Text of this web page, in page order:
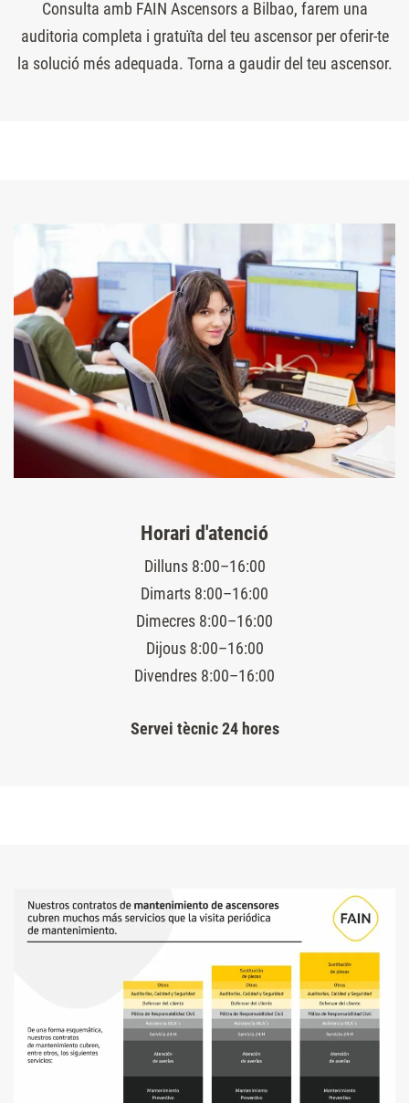
Consulta amb FAIN Ascensors a Bilbao, farem una
auditoria completa i gratuïta del teu ascensor per oferir-te
la solució més adequada. Torna a gaudir del teu ascensor.
Horari d'atenció
Dilluns 8:00–16:00
Dimarts 8:00–16:00
Dimecres 8:00–16:00
Dijous 8:00–16:00
Divendres 8:00–16:00
Servei tècnic 24 hores